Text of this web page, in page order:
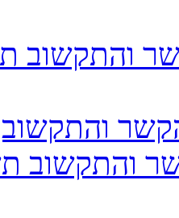
והתקשוב
והתקשוב,
והתקשוב